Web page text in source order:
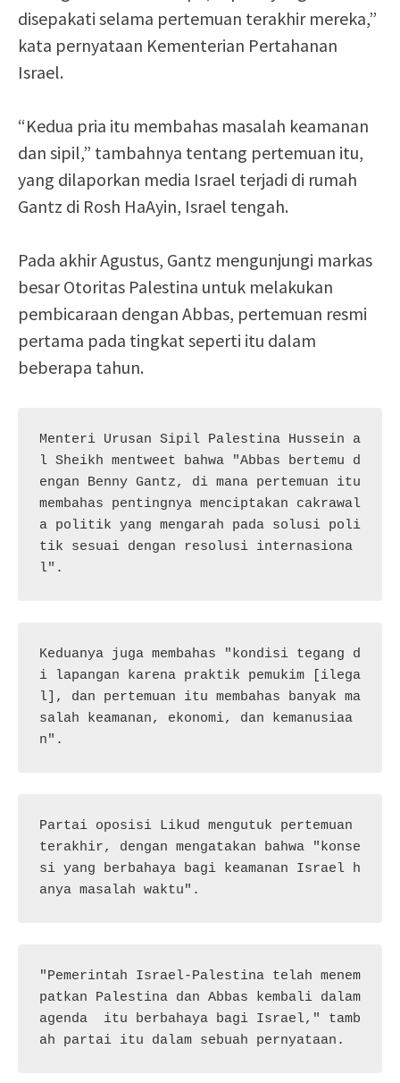
disepakati selama pertemuan terakhir mereka,”
kata pernyataan Kementerian Pertahanan
Israel.
“Kedua pria itu membahas masalah keamanan
dan sipil,” tambahnya tentang pertemuan itu,
yang dilaporkan media Israel terjadi di rumah
Gantz di Rosh HaAyin, Israel tengah.
Pada akhir Agustus, Gantz mengunjungi markas
besar Otoritas Palestina untuk melakukan
pembicaraan dengan Abbas, pertemuan resmi
pertama pada tingkat seperti itu dalam
beberapa tahun.
Menteri Urusan Sipil Palestina Hussein a
l Sheikh mentweet bahwa "Abbas bertemu d
engan Benny Gantz, di mana pertemuan itu
membahas pentingnya menciptakan cakrawal
a politik yang mengarah pada solusi poli
tik sesuai dengan resolusi internasiona
l".
Keduanya juga membahas "kondisi tegang d
i lapangan karena praktik pemukim [ilega
l], dan pertemuan itu membahas banyak ma
salah keamanan, ekonomi, dan kemanusiaa
n".
Partai oposisi Likud mengutuk pertemuan
terakhir, dengan mengatakan bahwa "konse
si yang berbahaya bagi keamanan Israel h
anya masalah waktu".
"Pemerintah Israel-Palestina telah menem
patkan Palestina dan Abbas kembali dalam
agenda  itu berbahaya bagi Israel," tamb
ah partai itu dalam sebuah pernyataan.